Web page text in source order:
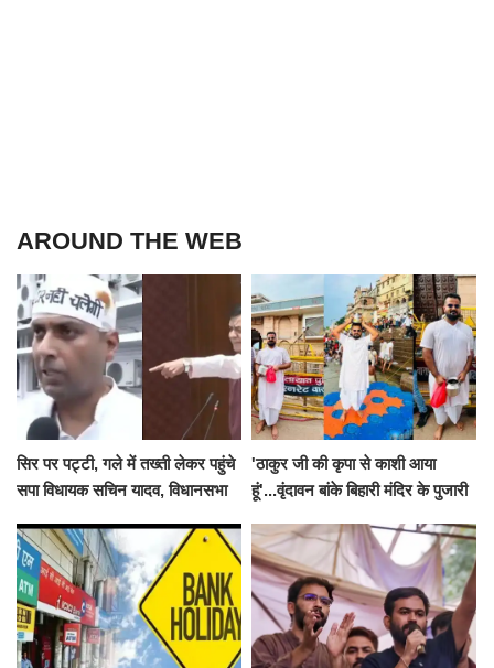
AROUND THE WEB
सिर पर पट्टी, गले में तख्ती लेकर पहुंचे
सपा विधायक सचिन यादव, विधानसभा
निलंबित
'ठाकुर जी की कृपा से काशी आया
हूं'...वृंदावन बांके बिहारी मंदिर के पुजारी
जलाभिषेक